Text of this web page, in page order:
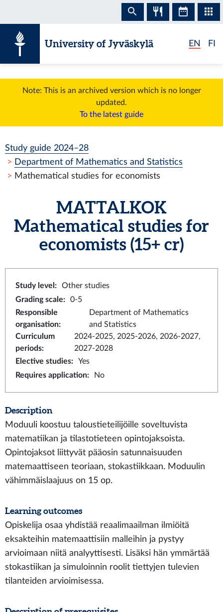
University of Jyväskylä EN FI
Note: This is an archived version which is no longer
updated.
To the latest guide
Study guide 2024–28
Department of Mathematics and Statistics
Mathematical studies for economists
MATTALKOK
Mathematical studies for
economists (15+ cr)
Study level :
Other studies
Grading scale:
0-5
Responsible
organisation:
Department of Mathematics
and Statistics
Curriculum
periods:
2024-2025, 2025-2026, 2026-2027,
2027-2028
Elective studies:
Yes
Requires application: No
Description
Moduuli koostuu taloustieteilijöille soveltuvista
matematiikan ja tilastotieteen opintojaksoista.
Opintojaksot liittyvät pääosin satunnaisuuden
matemaattiseen teoriaan, stokastiikkaan. Moduulin
vähimmäislaajuus on 15 op.
Learning outcomes
Opiskelija osaa yhdistää reaalimaailman ilmiöitä
eksakteihin matemaattisiin malleihin ja pystyy
arvioimaan niitä analyyttisesti. Lisäksi hän ymmärtää
stokastiikan ja simuloinnin roolit tiettyjen tulevien
tilanteiden arvioimisessa.